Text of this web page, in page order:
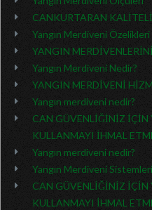
CANKURTARAN
Yangın Merdiveni Özelikleri
YANGIN
Yangın Merdiveni Nedir?
YANGIN MERDİVENİ
Yangın merdiveni nedir?
CAN GÜVENLİĞİNİZ İÇİN
KULLANMAYI İHMAL
Yangın merdiveni nedir?
Yangın Merdiveni Sistemleri
CAN GÜVENLİĞİNİZ İÇİN
KULLANMAYI İHMAL